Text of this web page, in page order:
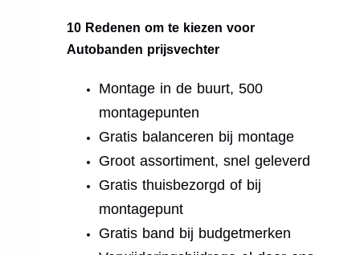
10 Redenen om te kiezen voor
Autobanden prijsvechter
Montage in de buurt, 500
montagepunten
Gratis balanceren bij montage
Groot assortiment, snel geleverd
Gratis thuisbezorgd of bij
montagepunt
Gratis band bij budgetmerken